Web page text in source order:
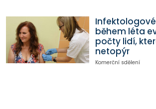
během léta
počty lidí,
netopýr
Komerční sdělení